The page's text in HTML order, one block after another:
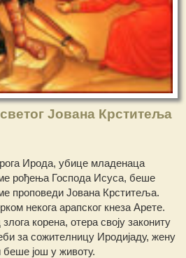
Јована Крститеља
Ирода, убице младенаца
рођења Господа Исуса, беше
проповеди Јована Крститеља.
некога арапског кнеза Арете.
корена, отера своју закониту
за сожителницу Иродијаду, жену
беше још у животу.